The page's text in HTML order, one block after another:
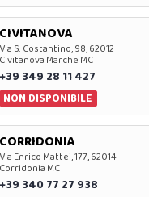
CIVITANOVA
Via S. Costantino, 98, 62012
Civitanova Marche MC
+39 349 28 11 427
NON DISPONIBILE
CORRIDONIA
Via Enrico Mattei, 177, 62014
Corridonia MC
+39 340 77 27 938